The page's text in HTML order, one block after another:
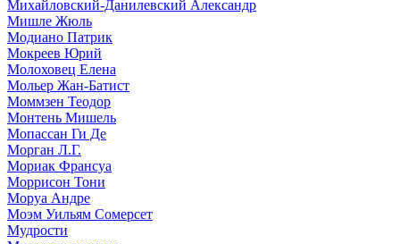
Михайловский-Данилевский Александр
Мишле Жюль
Модиано Патрик
Мокреев Юрий
Молоховец Елена
Мольер Жан-Батист
Моммзен Теодор
Монтень Мишель
Мопассан Ги Де
Морган Л.Г.
Мориак Франсуа
Моррисон Тони
Моруа Андре
Моэм Уильям Сомерсет
Мудрости